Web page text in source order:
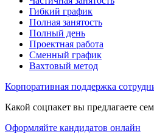
Гибкий график
Полная занятость
Полный день
Проектная работа
Сменный график
Вахтовый метод
Корпоративная поддержка
Какой соцпакет вы предлагаете
Оформляйте кандидатов онлайн